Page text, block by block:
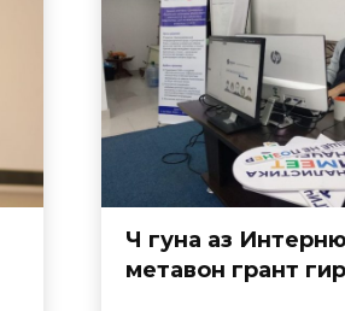
Чӣ гуна аз
метавон грант